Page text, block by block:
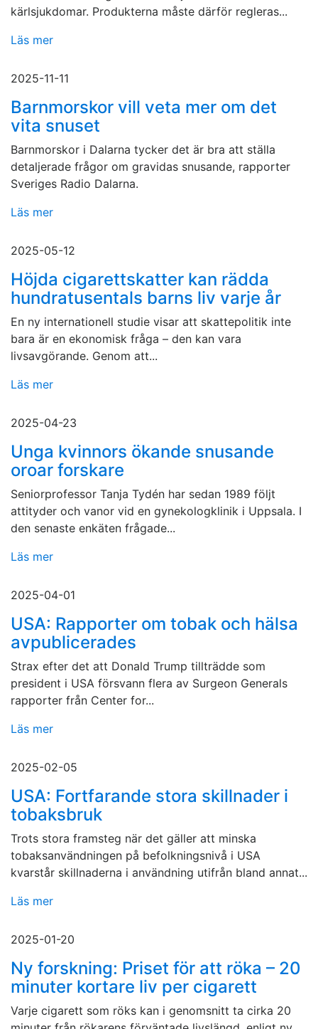
kärlsjukdomar. Produkterna måste därför regleras...
Läs mer
2025-11-11
Barnmorskor vill veta mer om det
vita snuset
Barnmorskor i Dalarna tycker det är bra att ställa
detaljerade frågor om gravidas snusande, rapporter
Sveriges Radio Dalarna.
Läs mer
2025-05-12
Höjda cigarettskatter kan rädda
hundratusentals barns liv varje år
En ny internationell studie visar att skattepolitik inte
bara är en ekonomisk fråga – den kan vara
livsavgörande. Genom att...
Läs mer
2025-04-23
Unga kvinnors ökande snusande
oroar forskare
Seniorprofessor Tanja Tydén har sedan 1989 följt
attityder och vanor vid en gynekologklinik i Uppsala. I
den senaste enkäten frågade...
Läs mer
2025-04-01
USA: Rapporter om tobak och hälsa
avpublicerades
Strax efter det att Donald Trump tillträdde som
president i USA försvann flera av Surgeon Generals
rapporter från Center for...
Läs mer
2025-02-05
USA: Fortfarande stora skillnader i
tobaksbruk
Trots stora framsteg när det gäller att minska
tobaksanvändningen på befolkningsnivå i USA
kvarstår skillnaderna i användning utifrån bland annat...
Läs mer
2025-01-20
Ny forskning: Priset för att röka – 20
minuter kortare liv per cigarett
Varje cigarett som röks kan i genomsnitt ta cirka 20